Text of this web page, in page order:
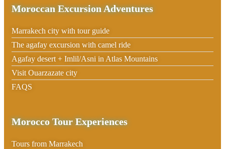
Moroccan Excursion Adventures
Marrakech city with tour guide
The agafay excursion with camel ride
Agafay desert + Imlil/Asni in Atlas Mountains
Visit Ouarzazate city
FAQS
Morocco Tour Experiences
Tours from Marrakech